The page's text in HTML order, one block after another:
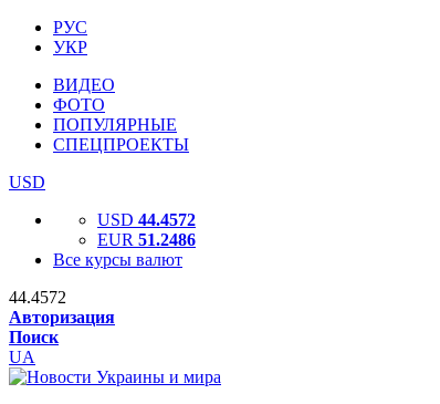
РУС
УКР
ВИДЕО
ФОТО
ПОПУЛЯРНЫЕ
СПЕЦПРОЕКТЫ
USD
USD 44.4572
EUR 51.2486
Все курсы валют
44.4572
Авторизация
Поиск
UA